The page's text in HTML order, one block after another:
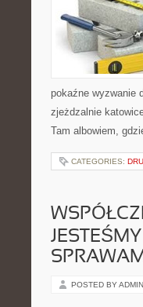
pokaźne wyzwanie
zjeżdzalnie
Tam albowiem,
CATEGORIES:
SPRAWAMI
POSTED BY ADMIN